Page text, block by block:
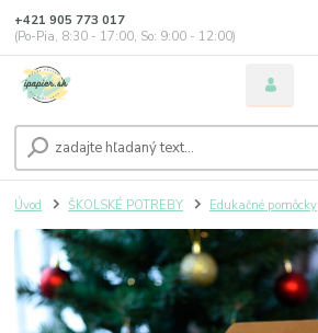
+421 905 773 017
(Po-Pia, 8:30 - 17:00, So: 9:00 - 12:00)
Úvod ŠKOLSKÉ POTREBY Edukačné pomôcky